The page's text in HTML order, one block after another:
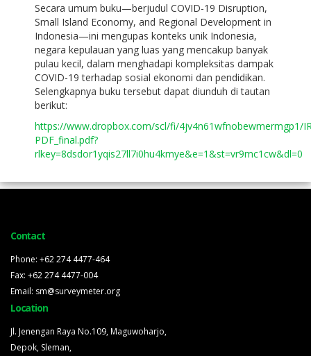
Secara umum buku—berjudul COVID-19 Disruption,
Small Island Economy, and Regional Development in
Indonesia—ini mengupas konteks unik Indonesia,
negara kepulauan yang luas yang mencakup banyak
pulau kecil, dalam menghadapi kompleksitas dampak
COVID-19 terhadap sosial ekonomi dan pendidikan.
Selengkapnya buku tersebut dapat diunduh di tautan
berikut:
https://www.dropbox.com/scl/fi/4jv4n61wfnobewmermgp1/
PDF_final.pdf?
rlkey=8dsdor1yqis27ll7i0hu4kmye&e=1&st=vr9mc1cw&dl=0
Contact
Phone: +62 274 4477-464
Fax: +62 274 4477-004
Email: sm@surveymeter.org
Location
Jl. Jenengan Raya No.109, Maguwoharjo,
Depok, Sleman,